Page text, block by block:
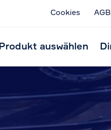
Cookies AGB
Produkt auswählen